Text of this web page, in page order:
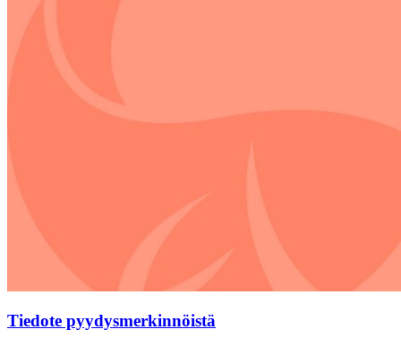
Tiedote pyydysmerkinnöistä